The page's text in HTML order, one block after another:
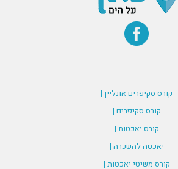
קורס סקיפרים אונליין |
קורס סקיפרים |
קורס יאכטות |
יאכטה להשכרה |
קורס משיטי יאכטות |